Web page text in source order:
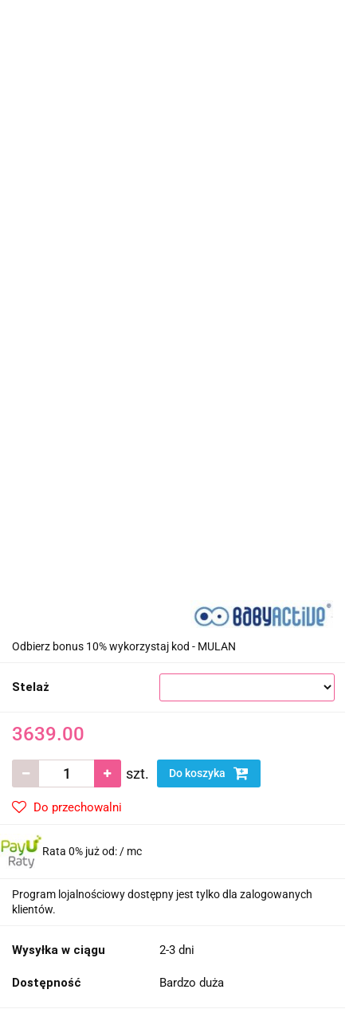
Odbierz bonus 10% wykorzystaj kod - MULAN
Stelaż
3639.00
szt. Do koszyka
Do przechowalni
Rata 0% już od:/ mc
Program lojalnościowy dostępny jest tylko dla zalogowanych
klientów.
Wysyłka w ciągu 2-3 dni
Dostępność Bardzo duża